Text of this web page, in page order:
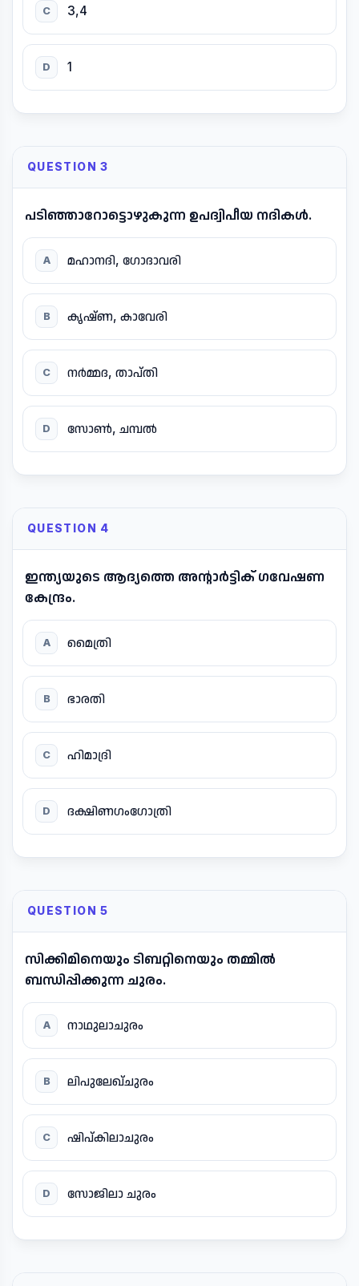
C 3,4
D 1
QUESTION 3
പടിഞ്ഞാറോട്ടൊഴുകുന്ന ഉപദ്വിപീയ നദികൾ.
A മഹാനദി, ഗോദാവരി
B കൃഷ്ണ, കാവേരി
C നർമ്മദ, താപ്തി
D സോൺ, ചമ്പൽ
QUESTION 4
ഇന്ത്യയുടെ ആദ്യത്തെ അന്റാർട്ടിക് ഗവേഷണ
കേന്ദ്രം.
A മൈത്രി
B ഭാരതി
C ഹിമാദ്രി
D ദക്ഷിണഗംഗോത്രി
QUESTION 5
സിക്കിമിനെയും ടിബറ്റിനെയും തമ്മിൽ
ബന്ധിപ്പിക്കുന്ന ചുരം.
A നാഥുലാചുരം
B ലിപുലേഖ്ചുരം
C ഷിപ്കിലാചുരം
D സോജിലാ ചുരം